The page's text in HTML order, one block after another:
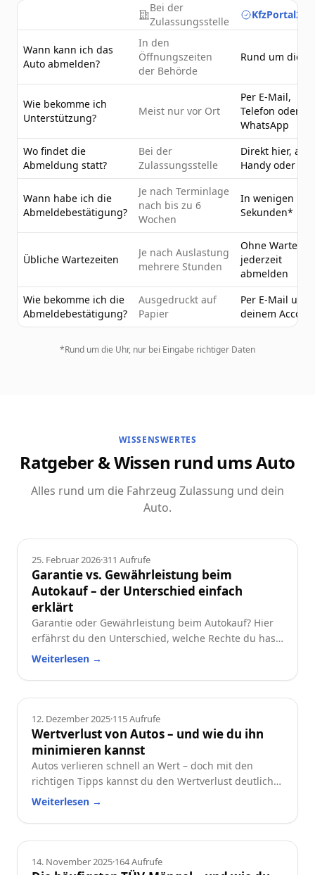
Bei der
Zulassungsstelle
Wann kann ich das
Auto abmelden?
In den
Öffnungszeiten
der Behörde
Rund um die
Wie bekomme ich
Unterstützung?
Meist nur vor Ort
Per E-Mail,
Telefon oder
WhatsApp
Wo findet die
Abmeldung statt?
Bei der
Zulassungsstelle
Direkt hier, am
Handy oder PC
Wann habe ich die
Abmeldebestätigung?
Je nach Terminlage
nach bis zu 6
Wochen
In wenigen
Sekunden*
Übliche Wartezeiten
Je nach Auslastung
mehrere Stunden
Ohne Wartezeit
jederzeit
abmelden
Wie bekomme ich die
Abmeldebestätigung?
Ausgedruckt auf
Papier
Per E-Mail und
deinem
*Rund um die Uhr, nur bei Eingabe richtiger Daten
WISSENSWERTES
Ratgeber & Wissen rund ums Auto
Alles rund um die Fahrzeug Zulassung und dein
Auto.
Ratgeber
25. Februar 2026·311 Aufrufe
Garantie vs. Gewährleistung beim
Autokauf – der Unterschied einfach
erklärt
Garantie oder Gewährleistung beim Autokauf? Hier
erfährst du den Unterschied, welche Rechte du hast
und worauf du beim Neu- oder Gebrauchtwagen
Weiterlesen →
Ratgeber
12. Dezember 2025·115Aufrufe
Wertverlust von Autos – und wie du ihn
minimieren kannst
Autos verlieren schnell an Wert – doch mit den
richtigen Tipps kannst du den Wertverlust deutlich
reduzieren. Erfahre, welche Faktoren besonders
wertstabil hältst.
Weiterlesen →
Ratgeber
14. November 2025·164Aufrufe